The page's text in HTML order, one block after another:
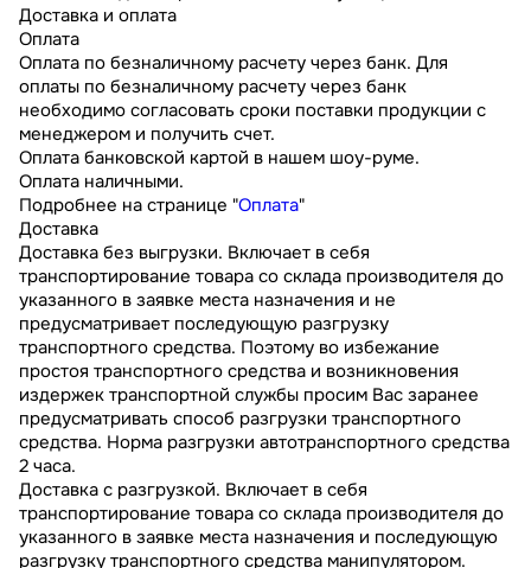
Доставка и оплата
Оплата
Оплата по безналичному расчету через банк. Для
оплаты по безналичному расчету через банк
необходимо согласовать сроки поставки продукции с
менеджером и получить счет.
Оплата банковской картой в нашем шоу-руме.
Оплата наличными.
Подробнее на странице "Оплата"
Доставка
Доставка без выгрузки. Включает в себя
транспортирование товара со склада производителя до
указанного в заявке места назначения и не
предусматривает последующую разгрузку
транспортного средства. Поэтому во избежание
простоя транспортного средства и возникновения
издержек транспортной службы просим Вас заранее
предусматривать способ разгрузки транспортного
средства. Норма разгрузки автотранспортного средства
2 часа.
Доставка с разгрузкой. Включает в себя
транспортирование товара со склада производителя до
указанного в заявке места назначения и последующую
разгрузку транспортного средства манипулятором.